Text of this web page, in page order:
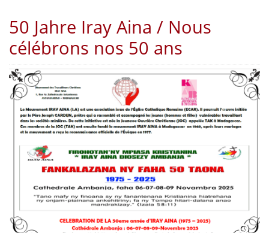
50 Jahre Iray Aina / Nous
célébrons nos 50 ans